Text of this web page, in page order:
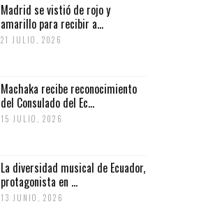
Madrid se vistió de rojo y
amarillo para recibir a...
21 JULIO, 2026
Machaka recibe reconocimiento
del Consulado del Ec...
15 JULIO, 2026
La diversidad musical de Ecuador,
protagonista en ...
13 JUNIO, 2026